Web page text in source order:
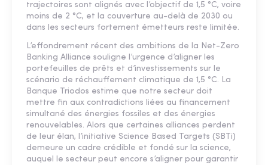
trajectoires sont alignés avec l’objectif de 1,5 °C, voire
moins de 2 °C, et la couverture au-delà de 2030 ou
dans les secteurs fortement émetteurs reste limitée.
L’effondrement récent des ambitions de la Net-Zero
Banking Alliance souligne l’urgence d’aligner les
portefeuilles de prêts et d’investissements sur le
scénario de réchauffement climatique de 1,5 °C. La
Banque Triodos estime que notre secteur doit
mettre fin aux contradictions liées au financement
simultané des énergies fossiles et des énergies
renouvelables. Alors que certaines alliances perdent
de leur élan, l’initiative Science Based Targets (SBTi)
demeure un cadre crédible et fondé sur la science,
auquel le secteur peut encore s’aligner pour garantir